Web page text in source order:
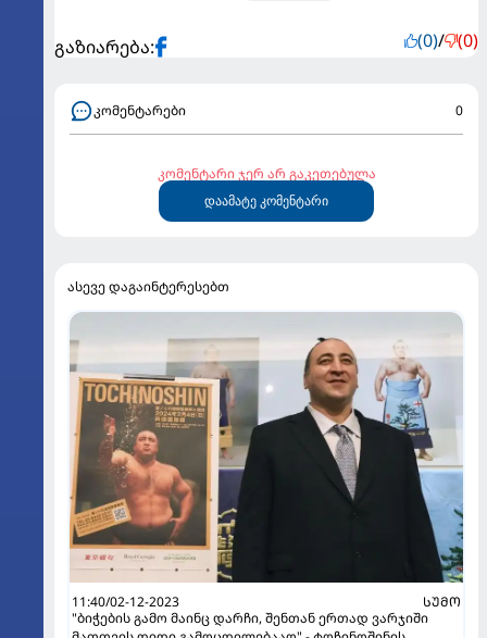
გაზიარება: (0)/ (0)
კომენტარები 0
კომენტარი ჯერ არ გაკეთებულა
დაამატე კომენტარი
ასევე დაგაინტერესებთ
11:40/02-12-2023
ᲡᲣᲛᲝ
"ბი­ჭე­ბის გამო მა­ინც დარ­ჩი, შენ­თან ერ­თად ვარ­ჯი­ში